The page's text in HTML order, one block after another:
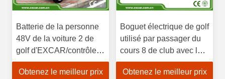
Batterie de la personne
48V de la voiture 2 de
golf d'EXCAR/contrôleur
Trojan électriques de
Curtis
Obtenez le meilleur prix
Boguet électrique de golf
utilisé par passager du
cours 8 de club avec la
batterie de Trojan de
phare
Obtenez le meilleur prix